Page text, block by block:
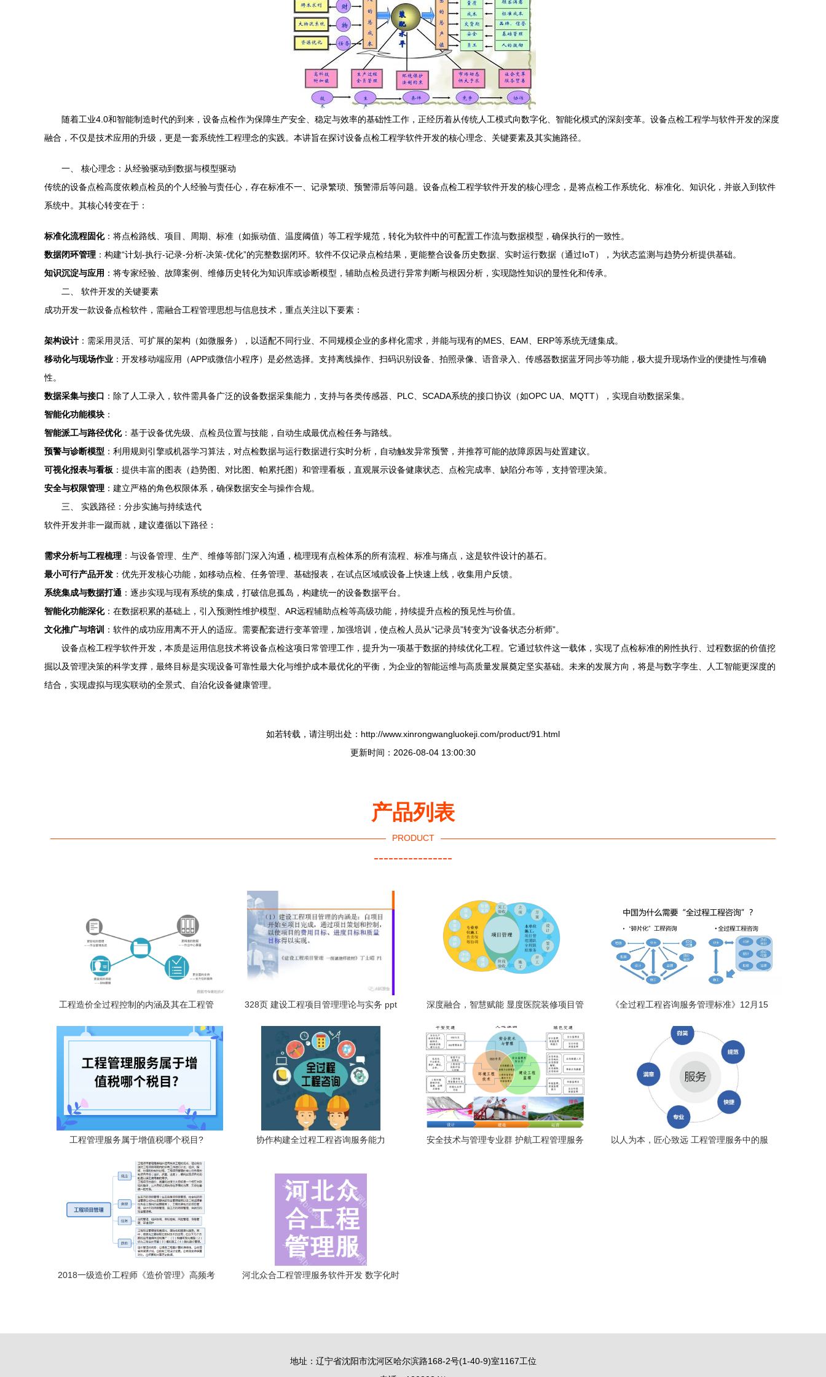
随着工业4.0和智能制造时代的到来，设备点检作为保障生产安全、稳定与效率的基础性工作，正经历着从传统人工模式向数字化、智能化模式的深刻变革。设备点检工程学与软件开发的深度
融合，不仅是技术应用的升级，更是一套系统性工程理念的实践。本讲旨在探讨设备点检工程学软件开发的核心理念、关键要素及其实施路径。
一、 核心理念：从经验驱动到数据与模型驱动
传统的设备点检高度依赖点检员的个人经验与责任心，存在标准不一、记录繁琐、预警滞后等问题。设备点检工程学软件开发的核心理念，是将点检工作系统化、标准化、知识化，并嵌入到软件
系统中。其核心转变在于：
标准化流程固化：将点检路线、项目、周期、标准（如振动值、温度阈值）等工程学规范，转化为软件中的可配置工作流与数据模型，确保执行的一致性。
数据闭环管理 ：构建“计划-执行-记录-分析-决策-优化”的完整数据闭环。软件不仅记录点检结果，更能整合设备历史数据、实时运行数据（通过IoT），为状态监测与趋势分析提供基础。
知识沉淀与应用 ：将专家经验、故障案例、维修历史转化为知识库或诊断模型，辅助点检员进行异常判断与根因分析，实现隐性知识的显性化和传承。
二、 软件开发的关键要素
成功开发一款设备点检软件，需融合工程管理思想与信息技术，重点关注以下要素：
架构设计 ：需采用灵活、可扩展的架构（如微服务），以适配不同行业、不同规模企业的多样化需求，并能与现有的MES、EAM、ERP等系统无缝集成。
移动化与现场作业 ：开发移动端应用（APP或微信小程序）是必然选择。支持离线操作、扫码识别设备、拍照录像、语音录入、传感器数据蓝牙同步等功能，极大提升现场作业的便捷性与准确
性。
数据采集与接口 ：除了人工录入，软件需具备广泛的设备数据采集能力，支持与各类传感器、PLC、SCADA系统的接口协议（如OPC UA、MQTT），实现自动数据采集。
智能化功能模块 ：
智能派工与路径优化：基于设备优先级、点检员位置与技能，自动生成最优点检任务与路线。
预警与诊断模型 ：利用规则引擎或机器学习算法，对点检数据与运行数据进行实时分析，自动触发异常预警，并推荐可能的故障原因与处置建议。
可视化报表与看板 ：提供丰富的图表（趋势图、对比图、帕累托图）和管理看板，直观展示设备健康状态、点检完成率、缺陷分布等，支持管理决策。
安全与权限管理 ：建立严格的角色权限体系，确保数据安全与操作合规。
三、 实践路径：分步实施与持续迭代
软件开发并非一蹴而就，建议遵循以下路径：
需求分析与工程梳理 ：与设备管理、生产、维修等部门深入沟通，梳理现有点检体系的所有流程、标准与痛点，这是软件设计的基石。
最小可行产品开发 ：优先开发核心功能，如移动点检、任务管理、基础报表，在试点区域或设备上快速上线，收集用户反馈。
系统集成与数据打通 ：逐步实现与现有系统的集成，打破信息孤岛，构建统一的设备数据平台。
智能化功能深化：在数据积累的基础上，引入预测性维护模型、AR远程辅助点检等高级功能，持续提升点检的预见性与价值。
文化推广与培训
：软件的成功应用离不开人的适应。需要配套进行变革管理，加强培训，使点检人员从“记录员”转变为“设备状态分析师”。
设备点检工程学软件开发，本质是运用信息技术将设备点检这项日常管理工作，提升为一项基于数据的持续优化工程。它通过软件这一载体，实现了点检标准的刚性执行、过程数据的价值挖
掘以及管理决策的科学支撑，最终目标是实现设备可靠性最大化与维护成本最优化的平衡，为企业的智能运维与高质量发展奠定坚实基础。未来的发展方向，将是与数字孪生、人工智能更深度的
结合，实现虚拟与现实联动的全景式、自治化设备健康管理。
如若转载，请注明出处：http://www.xinrongwangluokeji.com/product/91.html
更新时间：2026-08-04 13:00:30
产品列表
PRODUCT
----------------
工程造价全过程控制的内涵及其在工程管
328页 建设工程项目管理理论与实务 ppt
深度融合，智慧赋能 显度医院装修项目管
《全过程工程咨询服务管理标准》12月15
工程管理服务属于增值税哪个税目? 协作构建全过程工程咨询服务能力
安全技术与管理专业群 护航工程管理服务
以人为本，匠心致远 工程管理服务中的服
2018一级造价工程师《造价管理》高频考
河北众合工程管理服务软件开发 数字化时
地址：辽宁省沈阳市沈河区哈尔滨路168-2号(1-40-9)室1167工位